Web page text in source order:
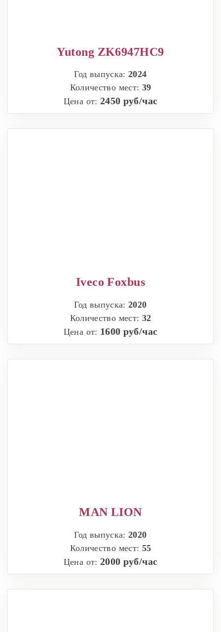
Yutong ZK6947HC9
Год выпуска:2024
Количество мест: 39
Цена от: 2450 руб/час
Iveco Foxbus
Год выпуска:2020
Количество мест: 32
Цена от: 1600 руб/час
MAN LION
Год выпуска:2020
Количество мест: 55
Цена от: 2000 руб/час